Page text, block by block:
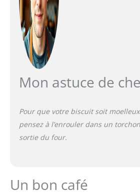
Mon astuce de
Pour que votre biscuit soit
pensez à l’enrouler dans un
sortie du four.
Un bon café